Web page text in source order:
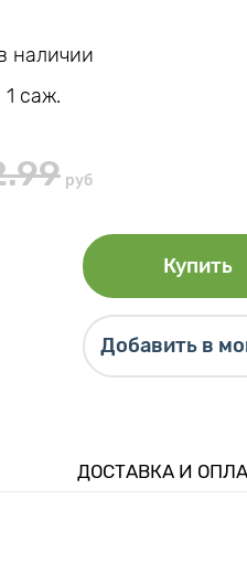
наличии
1 саж.
руб
Купить
Добавить в
ДОСТАВКА И